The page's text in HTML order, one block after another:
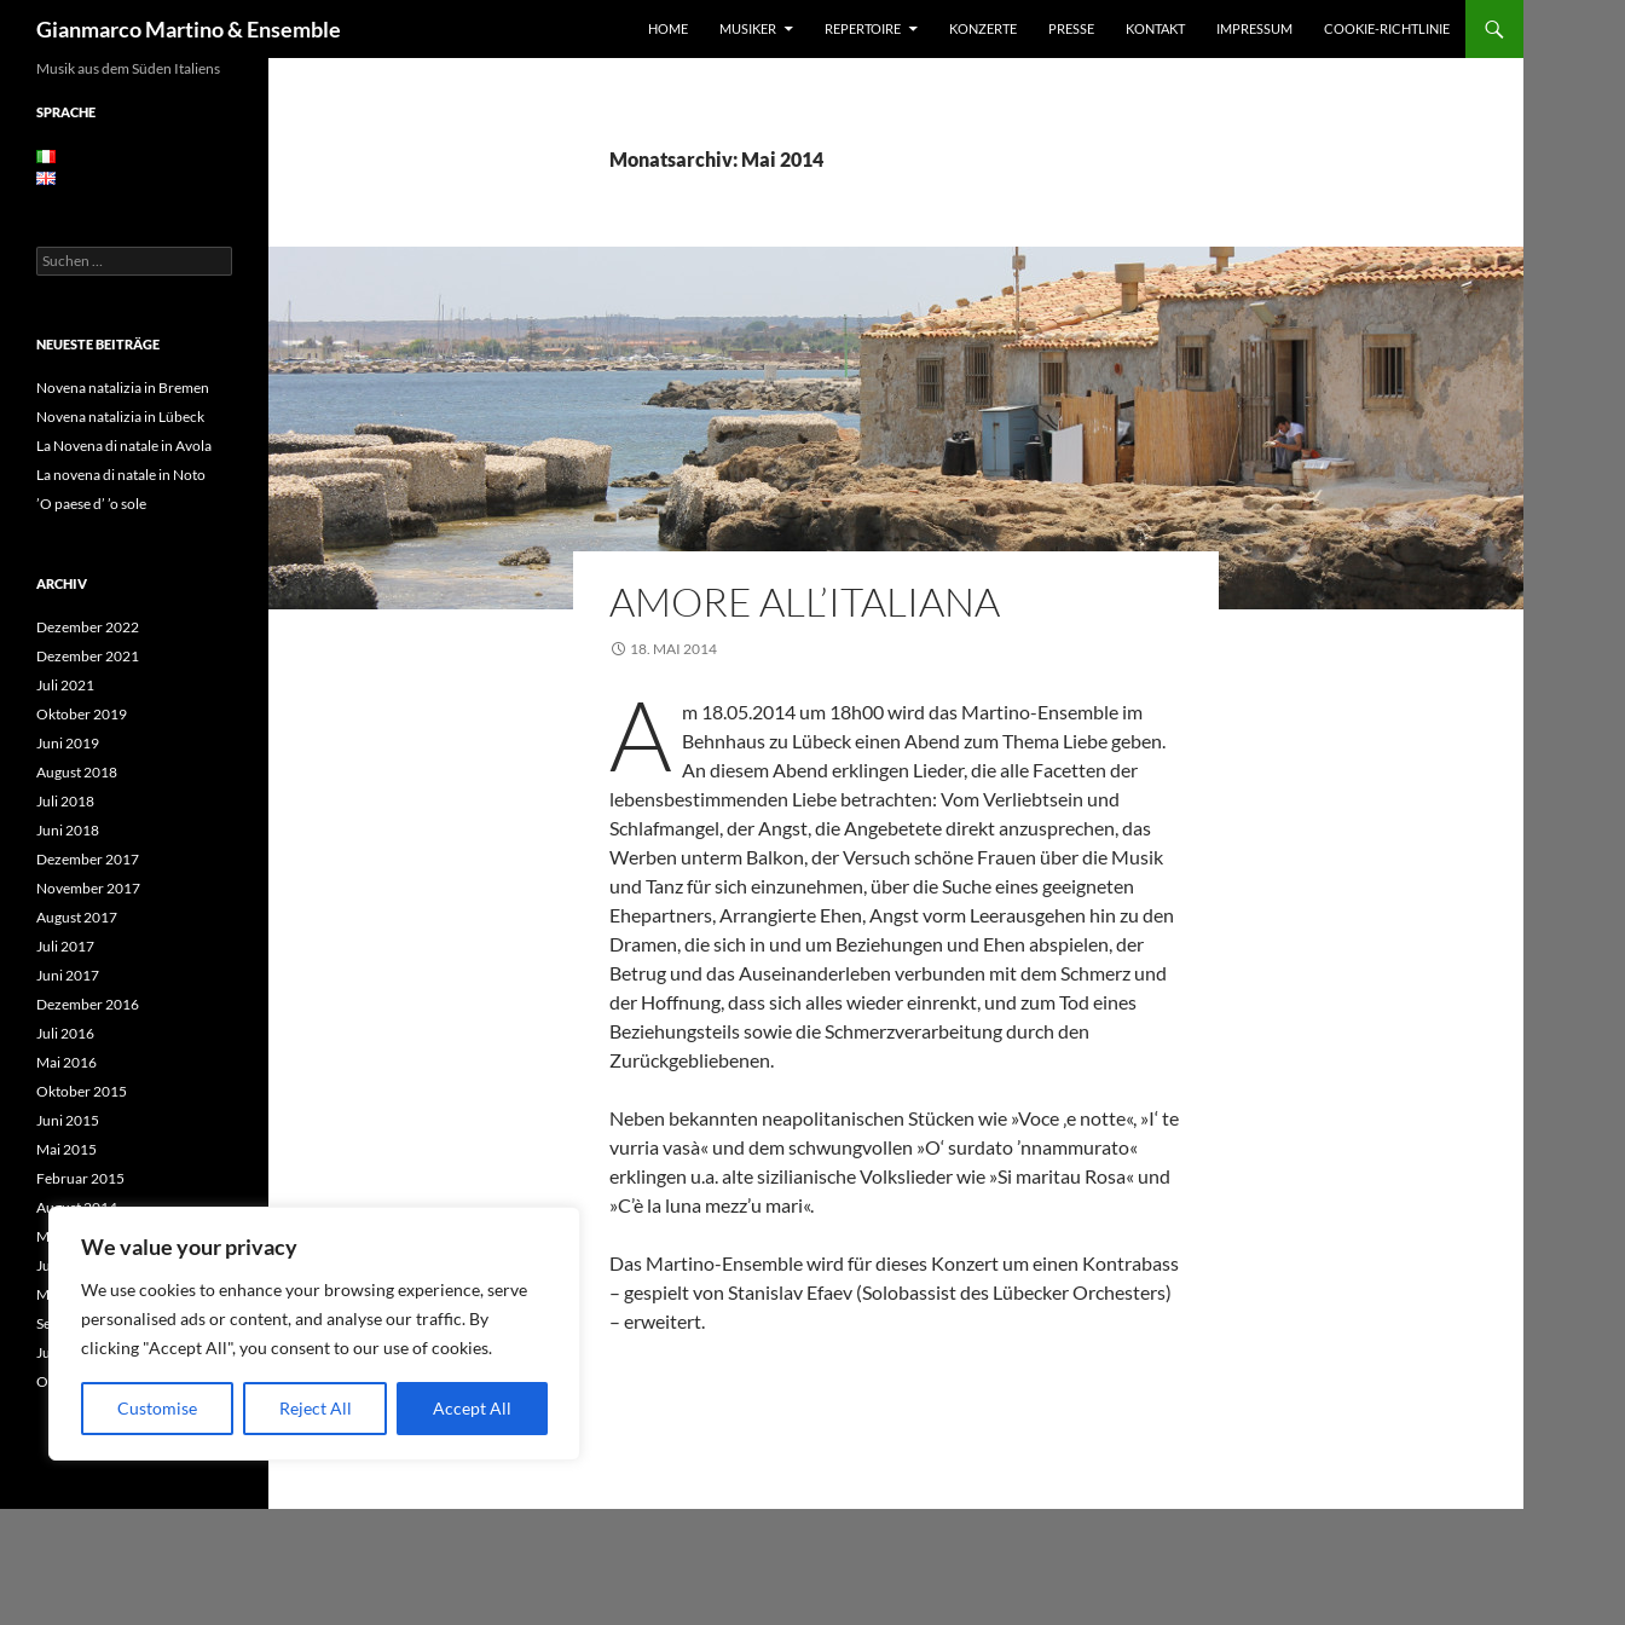
We value your privacy
We use cookies to enhance your browsing experience, serve
personalised ads or content, and analyse our traffic. By
clicking "Accept All", you consent to our use of cookies.
Customise Reject All Accept All
Gianmarco Martino & Ensemble HOME MUSIKER REPERTOIRE KONZERTE PRESSE KONTAKT IMPRESSUM COOKIE-RICHTLINIE
Monatsarchiv: Mai 2014
AMORE ALL’ITALIANA
18. MAI 2014
A m 18.05.2014 um 18h00 wird das Martino-Ensemble im
Behnhaus zu Lübeck einen Abend zum Thema Liebe geben.
An diesem Abend erklingen Lieder, die alle Facetten der
lebensbestimmenden Liebe betrachten: Vom Verliebtsein und
Schlafmangel, der Angst, die Angebetete direkt anzusprechen, das
Werben unterm Balkon, der Versuch schöne Frauen über die Musik
und Tanz für sich einzunehmen, über die Suche eines geeigneten
Ehepartners, Arrangierte Ehen, Angst vorm Leerausgehen hin zu den
Dramen, die sich in und um Beziehungen und Ehen abspielen, der
Betrug und das Auseinanderleben verbunden mit dem Schmerz und
der Hoffnung, dass sich alles wieder einrenkt, und zum Tod eines
Beziehungsteils sowie die Schmerzverarbeitung durch den
Zurückgebliebenen.
Neben bekannten neapolitanischen Stücken wie »Voce ‚e notte«, »I‘ te
vurria vasà« und dem schwungvollen »O‘ surdato ’nnammurato«
erklingen u.a. alte sizilianische Volkslieder wie »Si maritau Rosa« und
»C’è la luna mezz’u mari«.
Das Martino-Ensemble wird für dieses Konzert um einen Kontrabass
– gespielt von Stanislav Efaev (Solobassist des Lübecker Orchesters)
– erweitert.
Musik aus dem Süden Italiens
SPRACHE
Suchen
nach:
NEUESTE BEITRÄGE
Novena natalizia in Bremen
Novena natalizia in Lübeck
La Novena di natale in Avola
La novena di natale in Noto
’O paese d’ ’o sole
ARCHIV
Dezember 2022
Dezember 2021
Juli 2021
Oktober 2019
Juni 2019
August 2018
Juli 2018
Juni 2018
Dezember 2017
November 2017
August 2017
Juli 2017
Juni 2017
Dezember 2016
Juli 2016
Mai 2016
Oktober 2015
Juni 2015
Mai 2015
Februar 2015
August 2014
Mai 2014
Juni 2013
Mai 2013
September 2012
Juni 2012
Oktober 2011